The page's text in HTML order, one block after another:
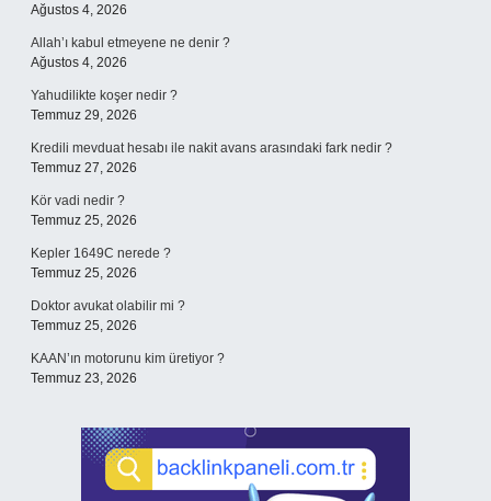
Ağustos 4, 2026
Allah’ı kabul etmeyene ne denir ?
Ağustos 4, 2026
Yahudilikte koşer nedir ?
Temmuz 29, 2026
Kredili mevduat hesabı ile nakit avans arasındaki fark nedir ?
Temmuz 27, 2026
Kör vadi nedir ?
Temmuz 25, 2026
Kepler 1649C nerede ?
Temmuz 25, 2026
Doktor avukat olabilir mi ?
Temmuz 25, 2026
KAAN’ın motorunu kim üretiyor ?
Temmuz 23, 2026